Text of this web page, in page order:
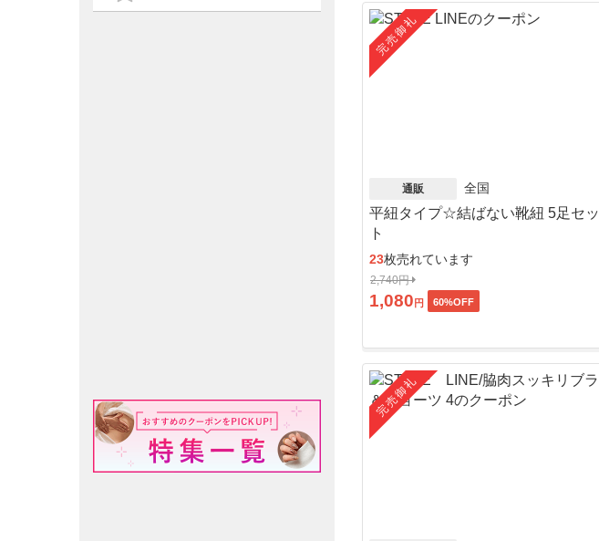
完売御礼
通販 全国
平紐タイプ☆結ばない靴紐 5足セッ
ト
23枚売れています
2,740円
1,080 円 60%OFF
完売御礼